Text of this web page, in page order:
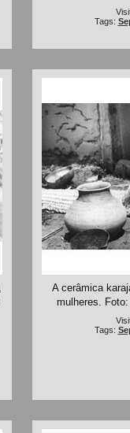
Tags:
A cerâmica
mulheres.
Tags: